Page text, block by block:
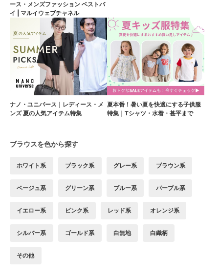
ース・メンズファッション ベストバ
イ | マルイウェブチャネル
ナノ・ユニバース｜レディース・メ
ンズ 夏の人気アイテム特集
夏本番！暑い夏を快適にする子供服
特集｜Tシャツ・水着・甚平まで
ブラウスを色から探す
ホワイト系 ブラック系 グレー系 ブラウン系
ベージュ系 グリーン系 ブルー系 パープル系
イエロー系 ピンク系 レッド系 オレンジ系
シルバー系 ゴールド系 白無地 白織柄
その他